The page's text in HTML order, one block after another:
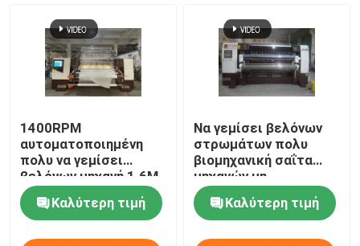
γεμίζοντας μηχανή κεντητικής
Στρώμα που κατασκευάζει τη μηχανή
πάπλωμα που κατασκευάζει τη μηχανή
να γεμίσει βελονιών κλειδαριών μηχανή
να γεμίσει βελονιών αλυσίδων μηχανή
1400RPM
αυτοματοποιημένη
πολυ να γεμίσει
βελόνων μηχανή 1.6M
σαΐτα ενδυμάτων
Καλύτερη τιμή
Να γεμίσει βελόνων
στρωμάτων πολυ
βιομηχανική σαΐτα
μηχανών μη
αυτοματοποιημένη
Καλύτερη τιμή